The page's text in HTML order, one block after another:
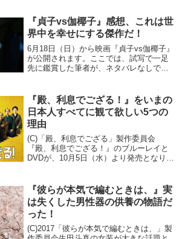
『貞子vs伽椰子』感想、これは世
界中を幸せにする傑作だ！
6月18日（日）から映画『貞子vs伽椰子』
が公開されます。ここでは、試写で一足
先に鑑賞した筆者が、ネタバレなしで本
傑作でした！(C)2016「貞子vs伽椰子」製
作委員会...
『殿、利息でござる！』をいまの
日本人すべてに観て欲しい5つの
理由
(C)「殿、利息でござる」製作委員会
『殿、利息でござる！』のブルーレイと
DVDが、10月5日（水）より発売となりま
実はヒューマニズムに溢れた感動作だっ
た！劇中では、“...
『彼らが本気で編むときは、』実
は失くした男性器の供養の物語だ
った！
(C)2017「彼らが本気で編むときは、」製